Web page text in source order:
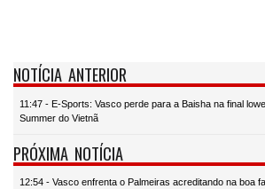
NOTÍCIA ANTERIOR
11:47 - E-Sports: Vasco perde para a Baisha na final
Summer do Vietnã
PRÓXIMA NOTÍCIA
12:54 - Vasco enfrenta o Palmeiras acreditando na boa